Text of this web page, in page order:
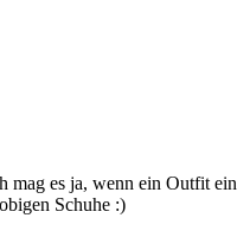
mag es ja, wenn ein Outfit ein
Schuhe :)